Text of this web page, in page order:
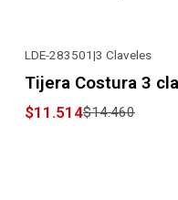
LDE-283501|3 Claveles
Tijera Costura 3
$11.514$14.460